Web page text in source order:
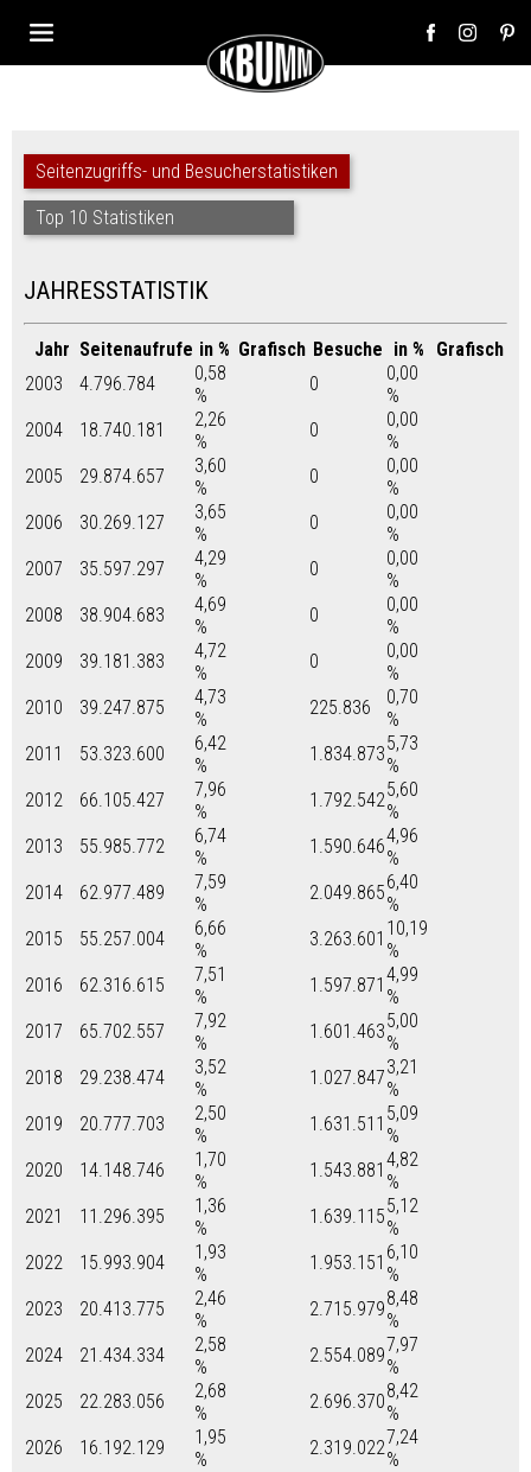
Seitenzugriffs- und Besucherstatistiken
Top 10 Statistiken
JAHRESSTATISTIK
Jahr Seitenaufrufe in % Grafisch Besuche in %
Grafisch
2003
4.796.784
0,58
%
0
0,00
%
2004
18.740.181
2,26
%
0
0,00
%
2005
29.874.657
3,60
%
0
0,00
%
2006
30.269.127
3,65
%
0
0,00
%
2007
35.597.297
4,29
%
0
0,00
%
2008
38.904.683
4,69
%
0
0,00
%
2009
39.181.383
4,72
%
0
0,00
%
2010
39.247.875
4,73
%
225.836
0,70
%
2011
53.323.600
6,42
%
1.834.8735,73
%
2012
66.105.427
7,96
%
1.792.5425,60
%
2013
55.985.772
6,74
%
1.590.6464,96
%
2014
62.977.489
7,59
%
2.049.8656,40
%
2015
55.257.004
6,66
%
3.263.601 10,19
%
2016
62.316.615
7,51
%
1.597.871 4,99
%
2017
65.702.557
7,92
%
1.601.4635,00
%
2018
29.238.474
3,52
%
1.027.8473,21
%
2019
20.777.703
2,50
%
1.631.511 5,09
%
2020
14.148.746
1,70
%
1.543.881 4,82
%
2021
11.296.395
1,36
%
1.639.1155,12
%
2022
15.993.904
1,93
%
1.953.151 6,10
%
2023
20.413.775
2,46
%
2.715.9798,48
%
2024
21.434.334
2,58
%
2.554.0897,97
%
2025
22.283.056
2,68
%
2.696.3708,42
%
2026
16.192.129
1,95
%
2.319.0227,24
%